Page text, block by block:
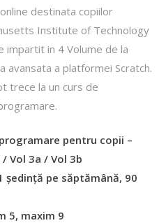
destinata copiilor
Institute of Technology
impartit in 4 Volume de la
avansata a platformei Scratch.
trece la un curs de
pentru copii –
Vol 3a / Vol 3b
ședință pe săptămână, 90
5, maxim 9